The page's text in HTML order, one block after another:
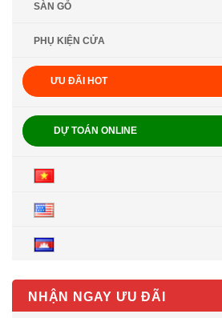
SÀN GỖ
PHỤ KIỆN CỬA
ƯU ĐÃI HOT
DỰ TOÁN ONLINE
NHẬN NGAY ƯU ĐÃI